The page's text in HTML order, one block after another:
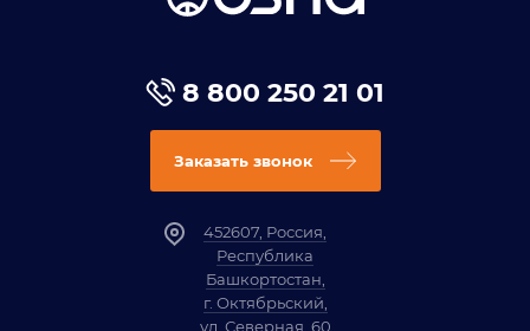
8 800 250 21 01
Заказать звонок
452607, Россия,
Республика
Башкортостан,
г. Октябрьский,
ул. Северная, 60